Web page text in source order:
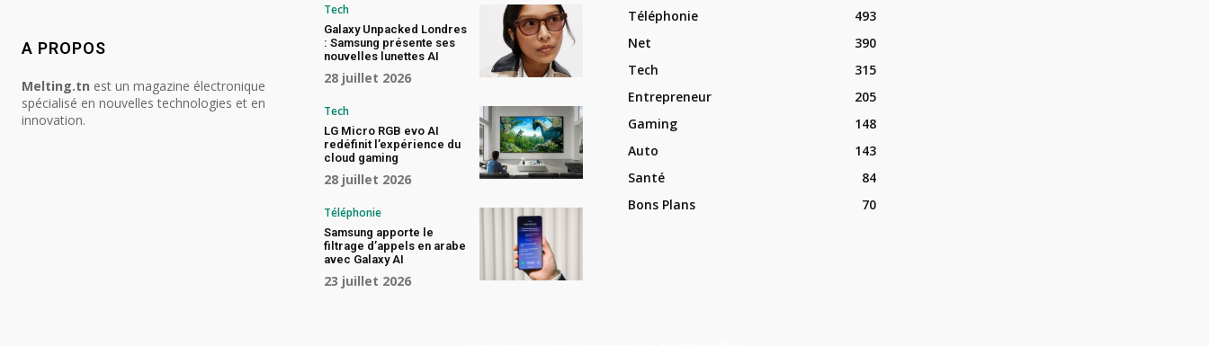
A PROPOS
Melting.tn est un magazine électronique
spécialisé en nouvelles technologies et en
innovation.
Tech
Galaxy Unpacked Londres
: Samsung présente ses
nouvelles lunettes AI
28 juillet 2026
Tech
LG Micro RGB evo AI
redéfinit l’expérience du
cloud gaming
28 juillet 2026
Téléphonie
Samsung apporte le
filtrage d’appels en arabe
avec Galaxy AI
23 juillet 2026
Téléphonie
493
Net
390
Tech
315
Entrepreneur
205
Gaming
148
Auto
143
Santé
84
Bons Plans
70